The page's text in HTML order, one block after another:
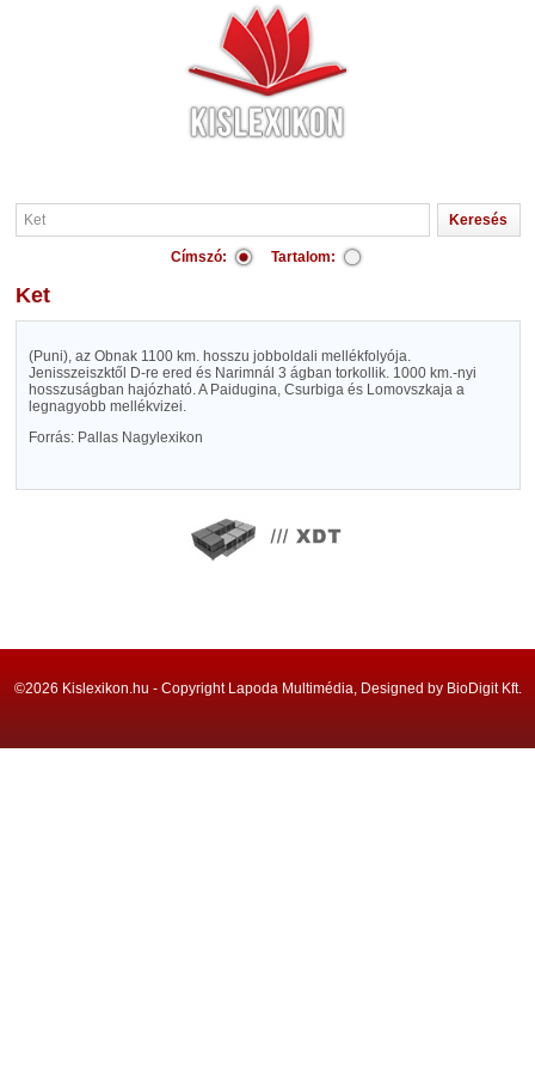
Címszó: Tartalom:
Ket
(Puni), az Obnak 1100 km. hosszu jobboldali mellékfolyója.
Jenisszeiszktől D-re ered és Narimnál 3 ágban torkollik. 1000 km.-nyi
hosszuságban hajózható. A Paidugina, Csurbiga és Lomovszkaja a
legnagyobb mellékvizei.
Forrás: Pallas Nagylexikon
©2026 Kislexikon.hu - Copyright Lapoda Multimédia, Designed by BioDigit Kft.